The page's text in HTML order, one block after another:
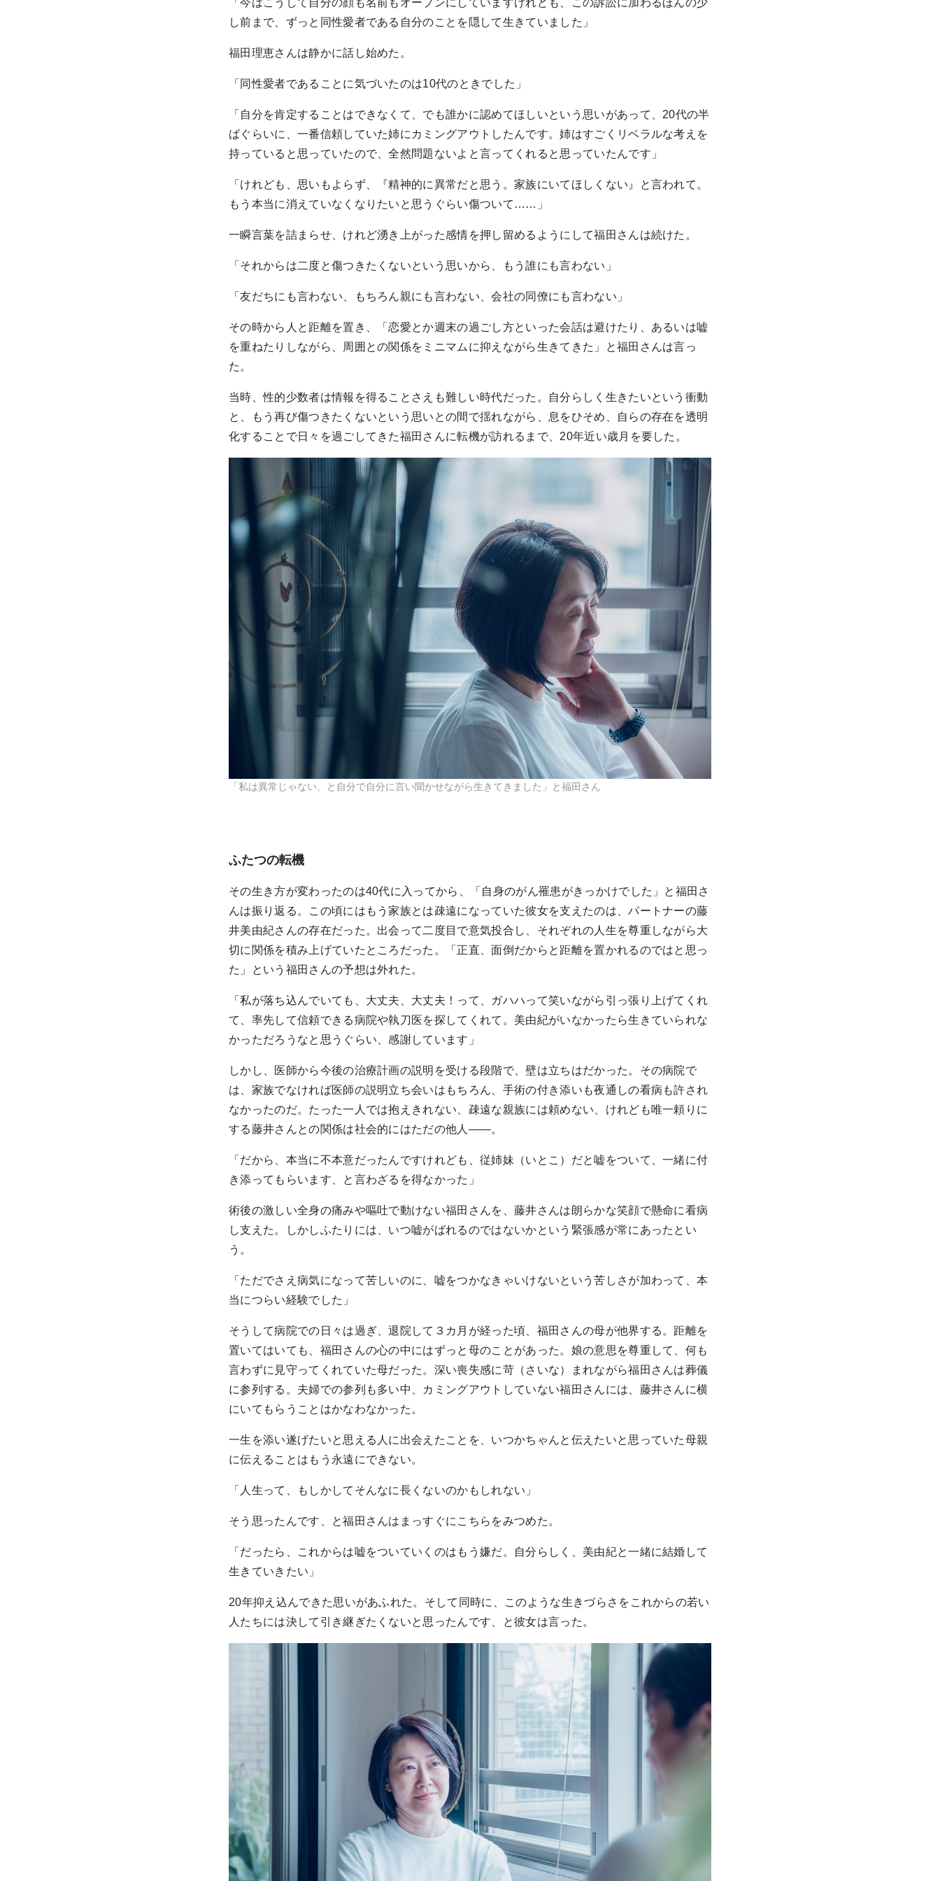
し前まで、ずっと同性愛者である自分のことを隠して生きていました」
福田理恵さんは静かに話し始めた。
「同性愛者であることに気づいたのは10代のときでした」
「自分を肯定することはできなくて、でも誰かに認めてほしいという思いがあって、20代の半
ばぐらいに、一番信頼していた姉にカミングアウトしたんです。姉はすごくリベラルな考えを
持っていると思っていたので、全然問題ないよと言ってくれると思っていたんです」
「けれども、思いもよらず、『精神的に異常だと思う。家族にいてほしくない』と言われて。
もう本当に消えていなくなりたいと思うぐらい傷ついて……」
一瞬言葉を詰まらせ、けれど湧き上がった感情を押し留めるようにして福田さんは続けた。
「それからは二度と傷つきたくないという思いから、もう誰にも言わない」
「友だちにも言わない、もちろん親にも言わない、会社の同僚にも言わない」
その時から人と距離を置き、「恋愛とか週末の過ごし方といった会話は避けたり、あるいは嘘
を重ねたりしながら、周囲との関係をミニマムに抑えながら生きてきた」と福田さんは言っ
た。
当時、性的少数者は情報を得ることさえも難しい時代だった。自分らしく生きたいという衝動
と、もう再び傷つきたくないという思いとの間で揺れながら、息をひそめ、自らの存在を透明
化することで日々を過ごしてきた福田さんに転機が訪れるまで、20年近い歳月を要した。
「私は異常じゃない、と自分で自分に言い聞かせながら生きてきました」と福田さん
ふたつの転機
その生き方が変わったのは40代に入ってから、「自身のがん罹患がきっかけでした」と福田さ
んは振り返る。この頃にはもう家族とは疎遠になっていた彼女を支えたのは、パートナーの藤
井美由紀さんの存在だった。出会って二度目で意気投合し、それぞれの人生を尊重しながら大
切に関係を積み上げていたところだった。「正直、面倒だからと距離を置かれるのではと思っ
た」という福田さんの予想は外れた。
「私が落ち込んでいても、大丈夫、大丈夫！って、ガハハって笑いながら引っ張り上げてくれ
て、率先して信頼できる病院や執刀医を探してくれて。美由紀がいなかったら生きていられな
かっただろうなと思うぐらい、感謝しています」
しかし、医師から今後の治療計画の説明を受ける段階で、壁は立ちはだかった。その病院で
は、家族でなければ医師の説明立ち会いはもちろん、手術の付き添いも夜通しの看病も許され
なかったのだ。たった一人では抱えきれない、疎遠な親族には頼めない、けれども唯一頼りに
する藤井さんとの関係は社会的にはただの他人——。
「だから、本当に不本意だったんですけれども、従姉妹（いとこ）だと嘘をついて、一緒に付
き添ってもらいます、と言わざるを得なかった」
術後の激しい全身の痛みや嘔吐で動けない福田さんを、藤井さんは朗らかな笑顔で懸命に看病
し支えた。しかしふたりには、いつ嘘がばれるのではないかという緊張感が常にあったとい
う。
「ただでさえ病気になって苦しいのに、嘘をつかなきゃいけないという苦しさが加わって、本
当につらい経験でした」
そうして病院での日々は過ぎ、退院して３カ月が経った頃、福田さんの母が他界する。距離を
置いてはいても、福田さんの心の中にはずっと母のことがあった。娘の意思を尊重して、何も
言わずに見守ってくれていた母だった。深い喪失感に苛（さいな）まれながら福田さんは葬儀
に参列する。夫婦での参列も多い中、カミングアウトしていない福田さんには、藤井さんに横
にいてもらうことはかなわなかった。
一生を添い遂げたいと思える人に出会えたことを、いつかちゃんと伝えたいと思っていた母親
に伝えることはもう永遠にできない。
「人生って、もしかしてそんなに長くないのかもしれない」
そう思ったんです、と福田さんはまっすぐにこちらをみつめた。
「だったら、これからは嘘をついていくのはもう嫌だ。自分らしく、美由紀と一緒に結婚して
生きていきたい」
20年抑え込んできた思いがあふれた。そして同時に、このような生きづらさをこれからの若い
人たちには決して引き継ぎたくないと思ったんです、と彼女は言った。